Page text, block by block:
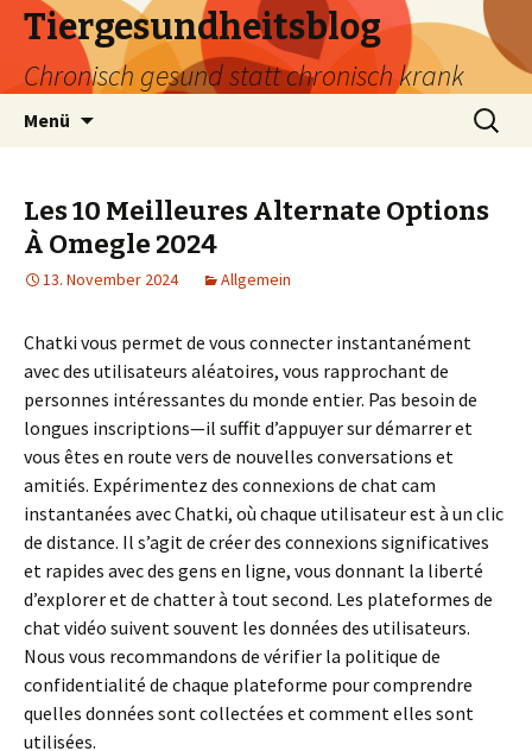
Tiergesundheitsblog
Chronisch gesund statt chronisch krank
Menü
Suchen
nach:
Les 10 Meilleures Alternate Options
À Omegle 2024
13. November 2024 Allgemein
Chatki vous permet de vous connecter instantanément
avec des utilisateurs aléatoires, vous rapprochant de
personnes intéressantes du monde entier. Pas besoin de
longues inscriptions—il suffit d’appuyer sur démarrer et
vous êtes en route vers de nouvelles conversations et
amitiés. Expérimentez des connexions de chat cam
instantanées avec Chatki, où chaque utilisateur est à un clic
de distance. Il s’agit de créer des connexions significatives
et rapides avec des gens en ligne, vous donnant la liberté
d’explorer et de chatter à tout second. Les plateformes de
chat vidéo suivent souvent les données des utilisateurs.
Nous vous recommandons de vérifier la politique de
confidentialité de chaque plateforme pour comprendre
quelles données sont collectées et comment elles sont
utilisées.